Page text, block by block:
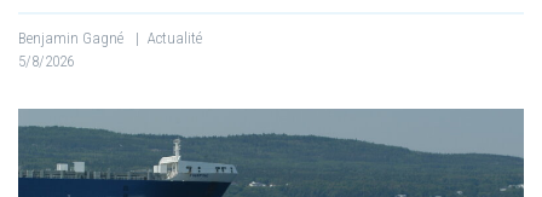
Benjamin Gagné | Actualité
5/8/2026